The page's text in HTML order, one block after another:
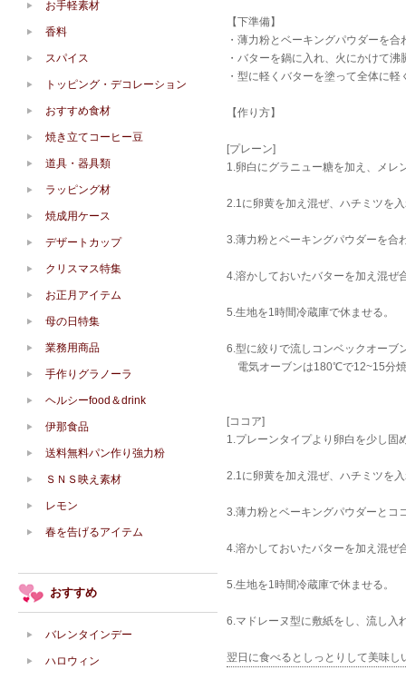
【下準備】
・薄力粉とベーキングパウダーを
・バターを鍋に入れ、火にかけて
・型に軽くバターを塗って全体に
【作り方】
[プレーン]
1.卵白にグラニュー糖を加え、メレ
2.1に卵黄を加え混ぜ、ハチミツを
3.薄力粉とベーキングパウダーを合
4.溶かしておいたバターを加え混ぜ
5.生地を1時間冷蔵庫で休ませる。
6.型に絞りで流しコンベックオー
電気オーブンは180℃で12~15分
[ココア]
1.プレーンタイプより卵白を少し固
2.1に卵黄を加え混ぜ、ハチミツを
3.薄力粉とベーキングパウダーとコ
4.溶かしておいたバターを加え混ぜ
5.生地を1時間冷蔵庫で休ませる。
6.マドレーヌ型に敷紙をし、流し入
翌日に食べるとしっとりして美味し
お手軽素材
香料
スパイス
トッピング・デコレーション
おすすめ食材
焼き立てコーヒー豆
道具・器具類
ラッピング材
焼成用ケース
デザートカップ
クリスマス特集
お正月アイテム
母の日特集
業務用商品
手作りグラノーラ
ヘルシーfood＆drink
伊那食品
送料無料パン作り強力粉
ＳＮＳ映え素材
レモン
春を告げるアイテム
おすすめ
バレンタインデー
ハロウィン